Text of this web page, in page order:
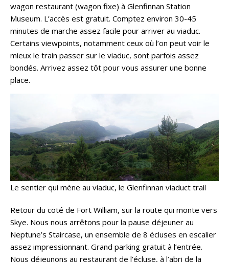
wagon restaurant (wagon fixe) à Glenfinnan Station
Museum. L’accès est gratuit. Comptez environ 30-45
minutes de marche assez facile pour arriver au viaduc.
Certains viewpoints, notamment ceux où l’on peut voir le
mieux le train passer sur le viaduc, sont parfois assez
bondés. Arrivez assez tôt pour vous assurer une bonne
place.
Le sentier qui mène au viaduc, le Glenfinnan viaduct trail
Retour du coté de Fort William, sur la route qui monte vers
Skye. Nous nous arrêtons pour la pause déjeuner au
Neptune’s Staircase, un ensemble de 8 écluses en escalier
assez impressionnant. Grand parking gratuit à l’entrée.
Nous déjeunons au restaurant de l’écluse, à l’abri de la